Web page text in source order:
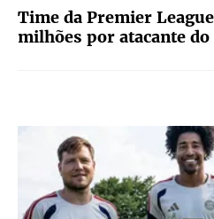
Time da Premier
milhões por atacante